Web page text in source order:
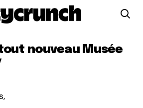
nouveau Musée